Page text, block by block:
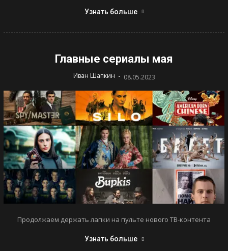
Узнать больше
Главные сериалы мая
Иван Шапкин - 08.05.2023
Продолжаем держать лапки на пульте нового ТВ-контента
Узнать больше